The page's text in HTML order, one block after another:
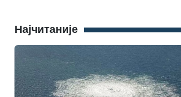
Најчитаније